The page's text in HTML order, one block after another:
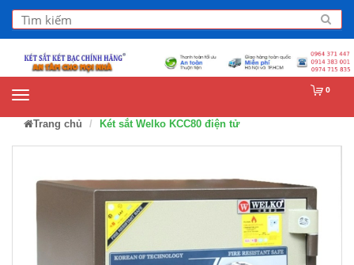
0
Trang chủ Két sắt Welko KCC80 điện tử